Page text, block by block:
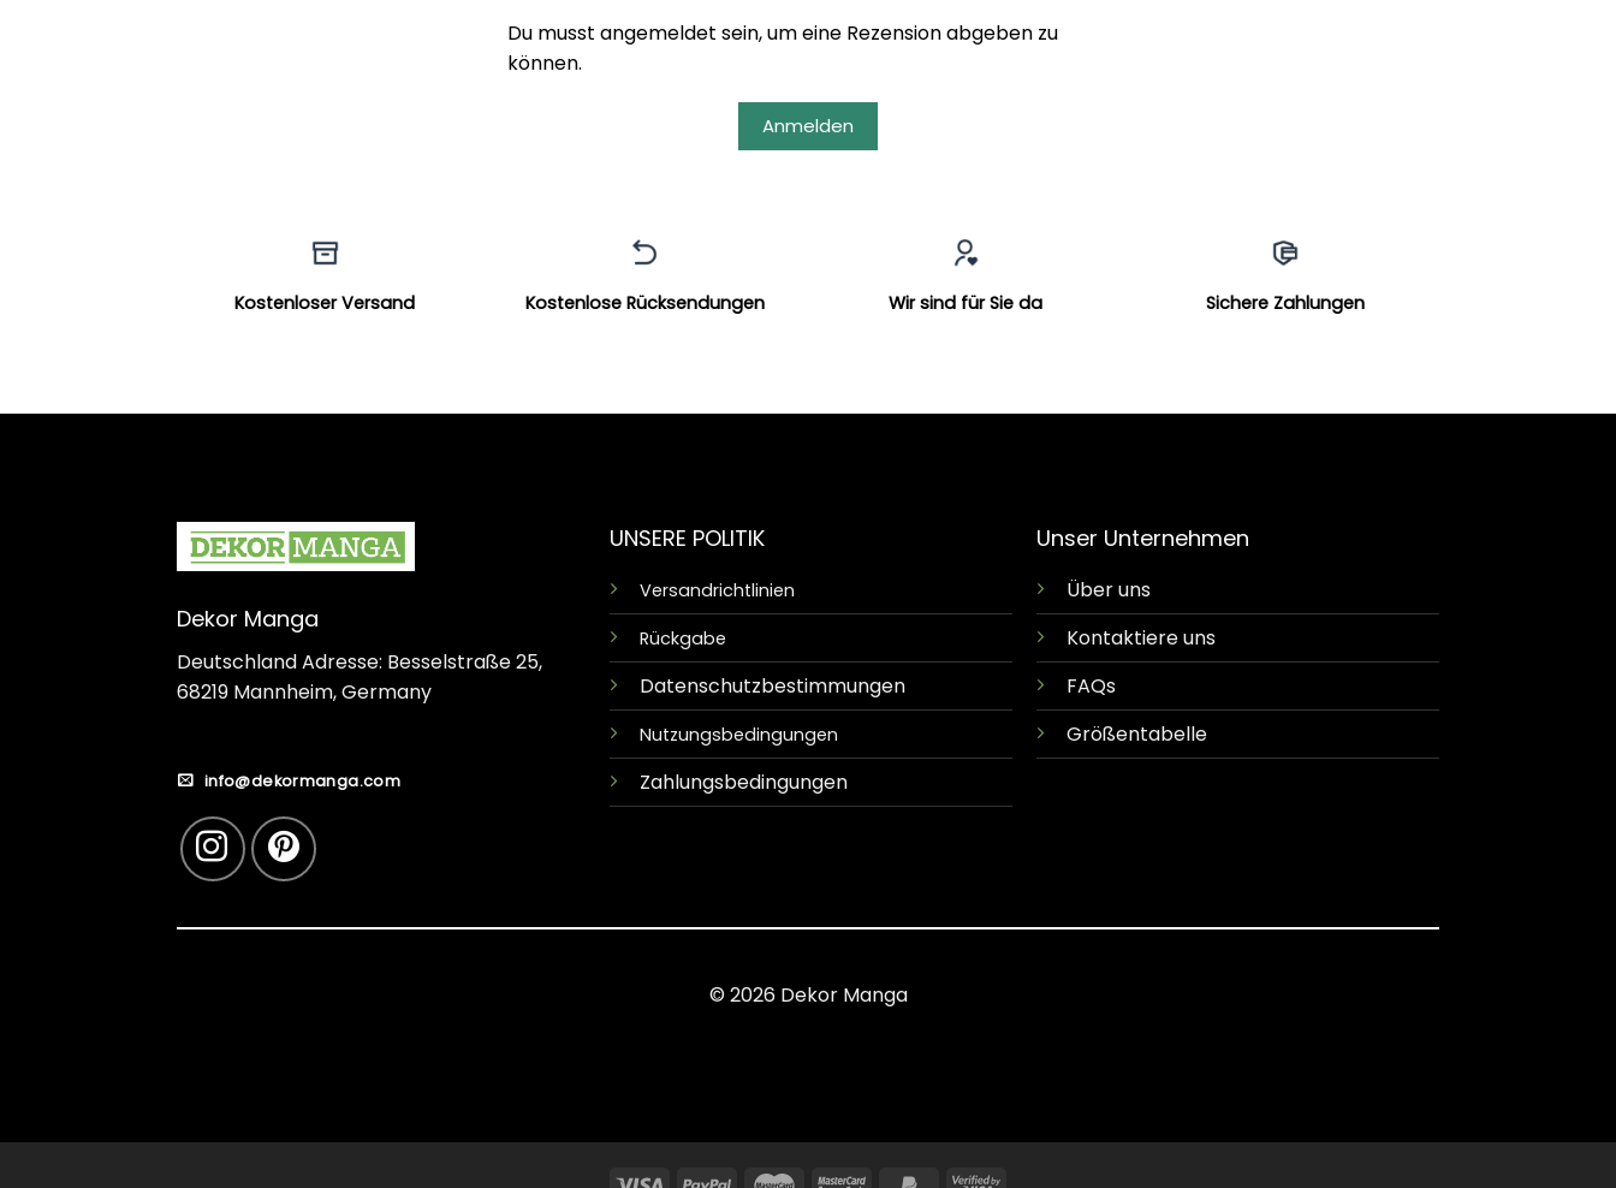
Du musst angemeldet sein, um eine Rezension abgeben zu
können.
Anmelden
Kostenloser Versand Kostenlose Rücksendungen Wir sind für Sie da Sichere Zahlungen
Dekor Manga
Deutschland Adresse: Besselstraße 25,
68219 Mannheim, Germany
info@dekormanga.com
UNSERE POLITIK
Versandrichtlinien
Rückgabe
Datenschutzbestimmungen
Nutzungsbedingungen
Zahlungsbedingungen
Unser Unternehmen
Über uns
Kontaktiere uns
FAQs
Größentabelle
© 2026 Dekor Manga